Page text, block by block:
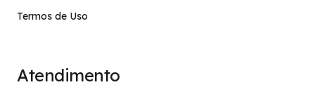
Termos de Uso
Atendimento